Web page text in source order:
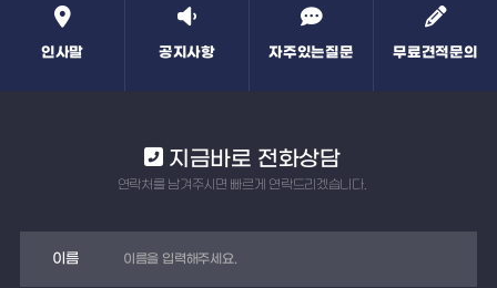
인사말 공지사항 자주있는질문 무료견적문의
지금바로 전화상담
연락처를 남겨주시면 빠르게 연락드리겠습니다.
이름